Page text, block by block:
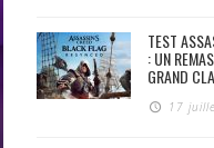
TEST
: UN
GRAND
17